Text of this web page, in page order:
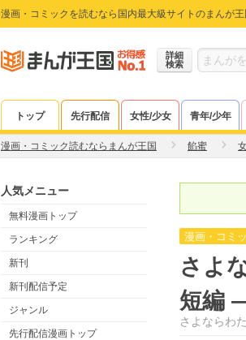
漫画・コミックを読むなら国内最大級サイトのまんが王
詳細
検索
トップ 先行配信 女性/少女 青年/少年
漫画・コミック読むならまんが王国 餡蜜
人気メニュー
無料漫画トップ
ランキング
新刊
新刊配信予定
ジャンル
先行配信漫画トップ
漫画・コミ
さよ
短編
さよならわ